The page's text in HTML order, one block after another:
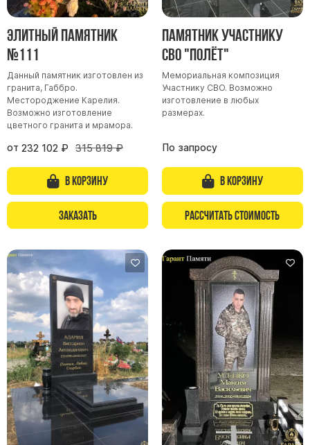
Элитный памятник
№111
Данный памятник изготовлен из
гранита, Габбро.
Местороджение Карелия.
Возможно изготовление
цветного гранита и мрамора.
от 232 102 ₽ 315 819 ₽
В корзину
Заказать
Памятник участнику
СВО "Полёт"
Мемориальная композиция
Участнику СВО. Возможно
изготовление в любых
размерах.
По запросу
В корзину
Рассчитать стоимость